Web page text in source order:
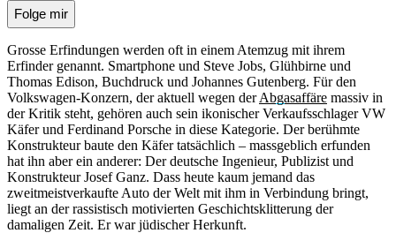
Folge mir
Grosse Erfindungen werden oft in einem Atemzug mit ihrem
Erfinder genannt. Smartphone und Steve Jobs, Glühbirne und
Thomas Edison, Buchdruck und Johannes Gutenberg. Für den
Volkswagen-Konzern, der aktuell wegen derAbgasaffäre massiv in
der Kritik steht, gehören auch sein ikonischer Verkaufsschlager VW
Käfer und Ferdinand Porsche in diese Kategorie. Der berühmte
Konstrukteur baute den Käfer tatsächlich – massgeblich erfunden
hat ihn aber ein anderer: Der deutsche Ingenieur, Publizist und
Konstrukteur Josef Ganz. Dass heute kaum jemand das
zweitmeistverkaufte Auto der Welt mit ihm in Verbindung bringt,
liegt an der rassistisch motivierten Geschichtsklitterung der
damaligen Zeit. Er war jüdischer Herkunft.